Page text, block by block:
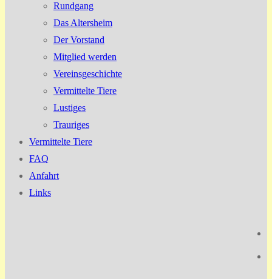
Rundgang
Das Altersheim
Der Vorstand
Mitglied werden
Vereinsgeschichte
Vermittelte Tiere
Lustiges
Trauriges
Vermittelte Tiere
FAQ
Anfahrt
Links